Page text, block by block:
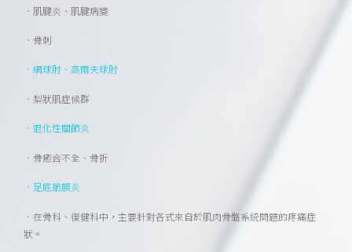
．肌腱炎、肌腱病變
．骨刺
．網球肘、高爾夫球肘
．梨狀肌症候群
．退化性關節炎
．骨癒合不全、骨折
．足底筋膜炎
．在骨科、復健科中，主要針對各式來自於肌肉骨骼系統問題的疼痛症
狀。